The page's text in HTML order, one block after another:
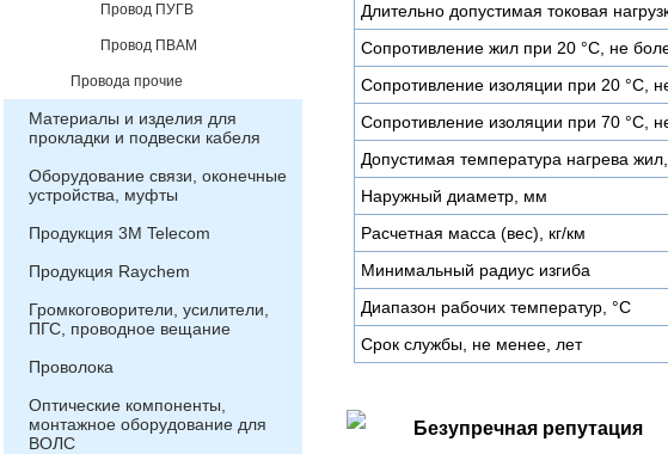
Провод ПУГВ
Провод ПВАМ
Провода прочие
Материалы и изделия для
прокладки и подвески кабеля
Оборудование связи, оконечные
устройства, муфты
Продукция 3М Telecom
Продукция Raychem
Громкоговорители, усилители,
ПГС, проводное вещание
Проволока
Оптические компоненты,
монтажное оборудование для
ВОЛС
Длительно допустимая токовая
Сопротивление жил при 20 °С, не
Сопротивление изоляции при 20 °С,
Сопротивление изоляции при 70 °С,
Допустимая температура нагрева
Наружный диаметр, мм
Расчетная масса (вес), кг/км
Минимальный радиус изгиба
Диапазон рабочих температур, °C
Срок службы, не менее, лет
Безупречная репутация